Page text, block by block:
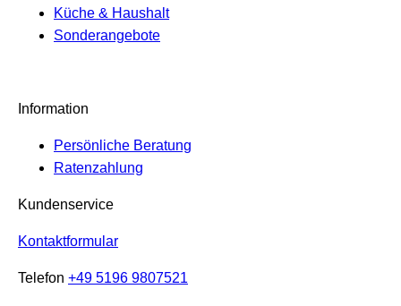
Küche & Haushalt
Sonderangebote
Information
Persönliche Beratung
Ratenzahlung
Kundenservice
Kontaktformular
Telefon +49 5196 9807521